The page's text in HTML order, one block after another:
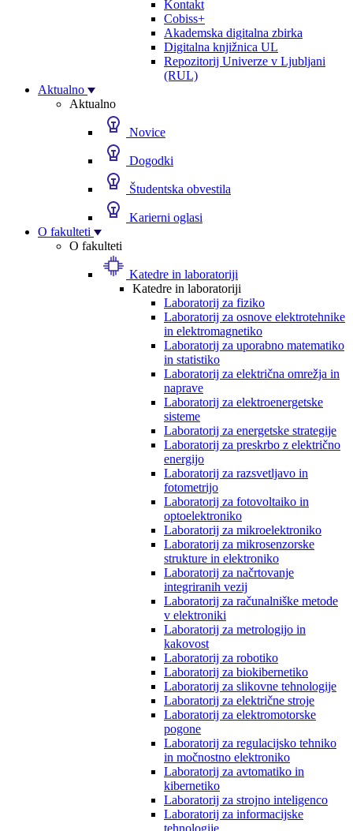
Kontakt
Cobiss+
Akademska digitalna zbirka
Digitalna knjižnica UL
Repozitorij Univerze v Ljubljani
(RUL)
Aktualno
Aktualno
Novice
Dogodki
Študentska obvestila
Karierni oglasi
O fakulteti
O fakulteti
Katedre in laboratoriji
Katedre in laboratoriji
Laboratorij za fiziko
Laboratorij za osnove elektrotehnike
in elektromagnetiko
Laboratorij za uporabno matematiko
in statistiko
Laboratorij za električna omrežja in
naprave
Laboratorij za elektroenergetske
sisteme
Laboratorij za energetske strategije
Laboratorij za preskrbo z električno
energijo
Laboratorij za razsvetljavo in
fotometrijo
Laboratorij za fotovoltaiko in
optoelektroniko
Laboratorij za mikroelektroniko
Laboratorij za mikrosenzorske
strukture in elektroniko
Laboratorij za načrtovanje
integriranih vezij
Laboratorij za računalniške metode
v elektroniki
Laboratorij za metrologijo in
kakovost
Laboratorij za robotiko
Laboratorij za biokibernetiko
Laboratorij za slikovne tehnologije
Laboratorij za električne stroje
Laboratorij za elektromotorske
pogone
Laboratorij za regulacijsko tehniko
in močnostno elektroniko
Laboratorij za avtomatiko in
kibernetiko
Laboratorij za strojno inteligenco
Laboratorij za informacijske
tehnologije